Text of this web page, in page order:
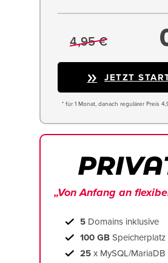
4,95 €
JETZT
* für 1 Monat, danach regulärer Preis
„Von Anfang an
5 Domains inklusive
100 GB Speicherplatz
25 x MySQL/MariaDB